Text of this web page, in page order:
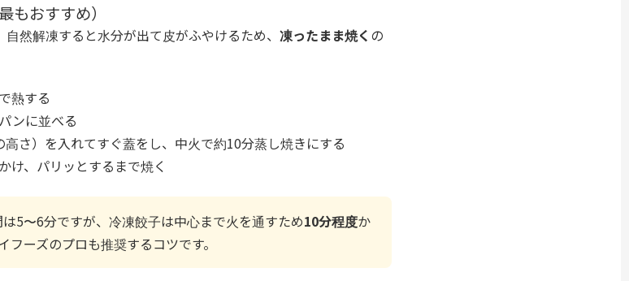
もおすすめ）
然解凍すると水分が出て皮がふやけるため、 凍ったまま焼く の
熱する
ンに並べる
さ）を入れてすぐ蓋をし、中火で約10分蒸し焼きにする
け、パリッとするまで焼く
は5〜6分ですが、冷凍餃子は中心まで火を通すため10分程度か
ーズのプロも推奨するコツです。